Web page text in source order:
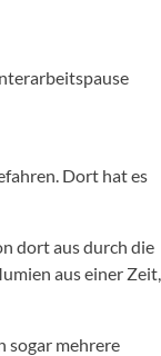
Dort hat es
dort aus durch die
aus einer Zeit,
sogar mehrere